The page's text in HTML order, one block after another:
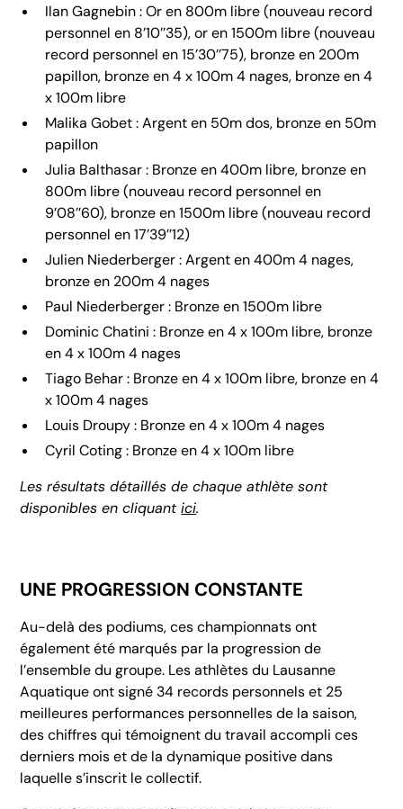
Ilan Gagnebin : Or en 800m libre (nouveau record
personnel en 8’10’’35), or en 1500m libre (nouveau
record personnel en 15’30’’75), bronze en 200m
papillon, bronze en 4 x 100m 4 nages, bronze en 4
x 100m libre
Malika Gobet : Argent en 50m dos, bronze en 50m
papillon
Julia Balthasar : Bronze en 400m libre, bronze en
800m libre (nouveau record personnel en
9’08’’60), bronze en 1500m libre (nouveau record
personnel en 17’39’’12)
Julien Niederberger : Argent en 400m 4 nages,
bronze en 200m 4 nages
Paul Niederberger : Bronze en 1500m libre
Dominic Chatini : Bronze en 4 x 100m libre, bronze
en 4 x 100m 4 nages
Tiago Behar : Bronze en 4 x 100m libre, bronze en 4
x 100m 4 nages
Louis Droupy : Bronze en 4 x 100m 4 nages
Cyril Coting : Bronze en 4 x 100m libre
Les résultats détaillés de chaque athlète sont
disponibles en cliquantici.
UNE PROGRESSION CONSTANTE
Au-delà des podiums, ces championnats ont
également été marqués par la progression de
l’ensemble du groupe. Les athlètes du Lausanne
Aquatique ont signé 34 records personnels et 25
meilleures performances personnelles de la saison,
des chiffres qui témoignent du travail accompli ces
derniers mois et de la dynamique positive dans
laquelle s’inscrit le collectif.